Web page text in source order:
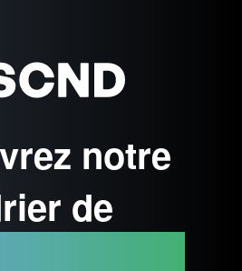
notre
de